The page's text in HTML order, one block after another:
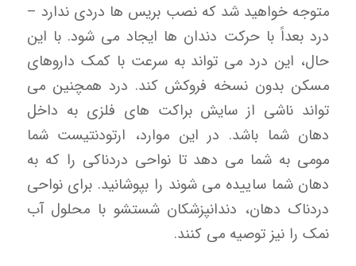
متوجه خواهید شد که نصب بریس ها دردی ندارد –
درد بعداً با حرکت دندان ها ایجاد می شود. با این
حال، این درد می تواند به سرعت با کمک داروهای
مسکن بدون نسخه فروکش کند. درد همچنین می
تواند ناشی از سایش براکت های فلزی به داخل
دهان شما باشد. در این موارد، ارتودنتیست شما
مومی به شما می دهد تا نواحی دردناکی را که به
دهان شما ساییده می شوند را بپوشانید. برای نواحی
دردناک دهان، دندانپزشکان شستشو با محلول آب
نمک را نیز توصیه می کنند.